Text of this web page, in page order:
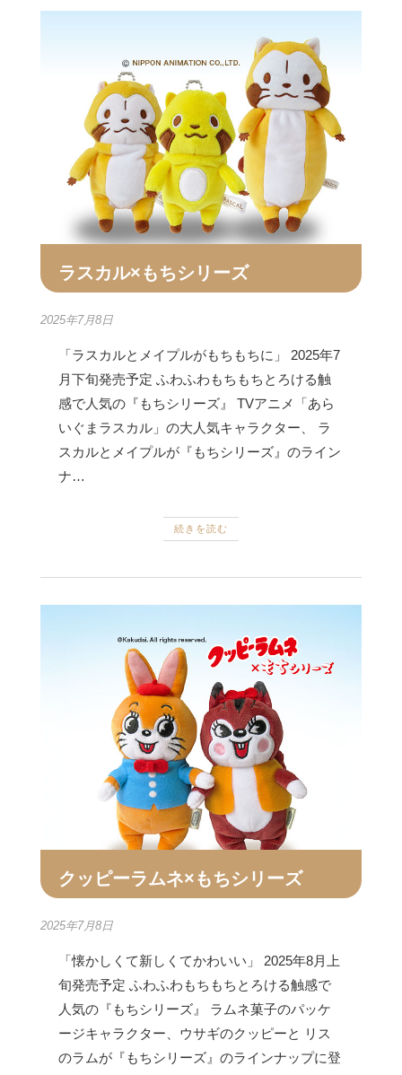
ラスカル×もちシリーズ
2025年7月8日
「ラスカルとメイプルがもちもちに」 2025年7
月下旬発売予定 ふわふわもちもちとろける触
感で人気の『もちシリーズ』 TVアニメ「あら
いぐまラスカル」の大人気キャラクター、 ラ
スカルとメイプルが『もちシリーズ』のライン
ナ…
続きを読む
クッピーラムネ×もちシリーズ
2025年7月8日
「懐かしくて新しくてかわいい」 2025年8月上
旬発売予定 ふわふわもちもちとろける触感で
人気の『もちシリーズ』 ラムネ菓子のパッケ
ージキャラクター、ウサギのクッピーと リス
のラムが『もちシリーズ』のラインナップに登